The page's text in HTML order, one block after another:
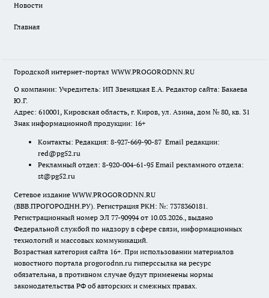
Новости
Главная
Городской интернет-портал WWW.PROGORODNN.RU
О компании: Учредитель: ИП Звеняцкая Е.А. Редактор сайта: Бакаева
Ю.Г.
Адрес: 610001, Кировская область, г. Киров, ул. Азина, дом № 80, кв. 31
Знак информационной продукции: 16+
Контакты: Редакция: 8-927-669-90-87 Email редакции:
red@pg52.ru
Рекламный отдел: 8-920-004-61-95 Email рекламного отдела:
st@pg52.ru
Сетевое издание WWW.PROGORODNN.RU
(ВВВ.ПРОГОРОДНН.РУ). Регистрация РКН: №: 7378360181.
Регистрационный номер ЭЛ 77-90994 от 10.03.2026., выдано
Федеральной службой по надзору в сфере связи, информационных
технологий и массовых коммуникаций.
Возрастная категория сайта 16+. При использовании материалов
новостного портала progorodnn.ru гиперссылка на ресурс
обязательна, в противном случае будут применены нормы
законодательства РФ об авторских и смежных правах.